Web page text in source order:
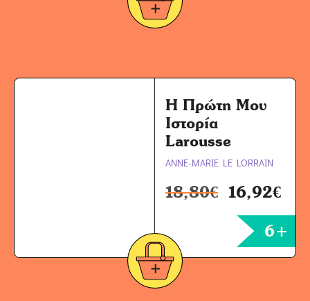
Η Πρώτη Μου
Ιστορία
Larousse
ANNE-MARIE LE LORRAIN
18,80€ 16,92€
6+